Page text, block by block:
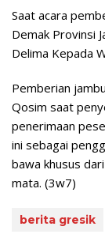
Saat acara
Demak Provinsi
Delima Kepada
Pemberian
Qosim saat
penerimaan
ini sebagai
bawa khusus
mata. (3w7)
berita gresik